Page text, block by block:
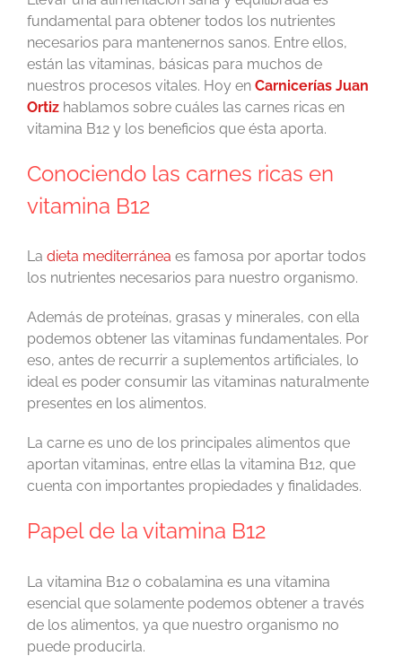
fundamental para obtener todos los nutrientes
necesarios para mantenernos sanos. Entre ellos,
están las vitaminas, básicas para muchos de
nuestros procesos vitales. Hoy en Carnicerías Juan
Ortiz hablamos sobre cuáles las carnes ricas en
vitamina B12 y los beneficios que ésta aporta.
Conociendo las carnes ricas en
vitamina B12
La dieta mediterránea es famosa por aportar todos
los nutrientes necesarios para nuestro organismo.
Además de proteínas, grasas y minerales, con ella
podemos obtener las vitaminas fundamentales. Por
eso, antes de recurrir a suplementos artificiales, lo
ideal es poder consumir las vitaminas naturalmente
presentes en los alimentos.
La carne es uno de los principales alimentos que
aportan vitaminas, entre ellas la vitamina B12, que
cuenta con importantes propiedades y finalidades.
Papel de la vitamina B12
La vitamina B12 o cobalamina es una vitamina
esencial que solamente podemos obtener a través
de los alimentos, ya que nuestro organismo no
puede producirla.